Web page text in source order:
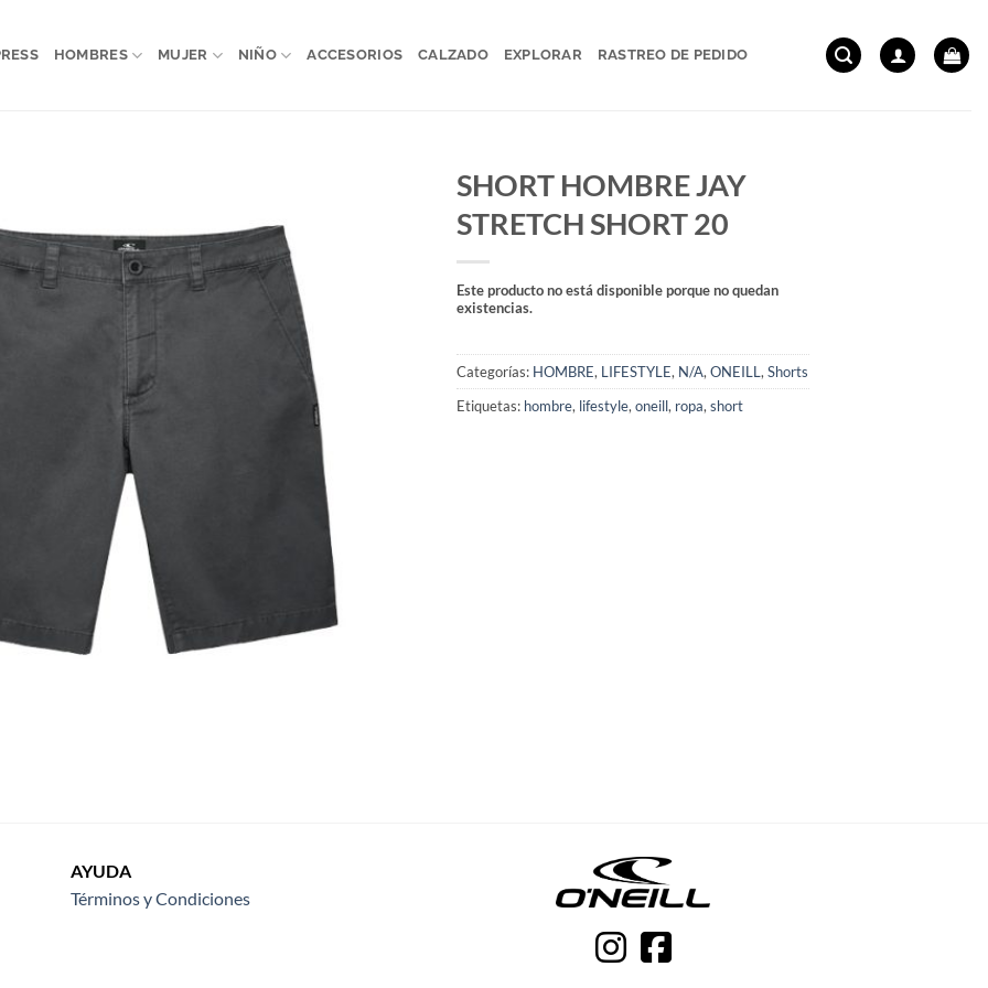
HOMBRES MUJER NIÑO ACCESORIOS CALZADO EXPLORAR RASTREO DE PEDIDO
SHORT HOMBRE JAY
STRETCH SHORT 20
Este producto no está disponible porque no quedan
existencias.
Categorías: HOMBRE, LIFESTYLE, N/A, ONEILL , Shorts
Etiquetas: hombre, lifestyle, oneill, ropa, short
AYUDA
Términos y Condiciones